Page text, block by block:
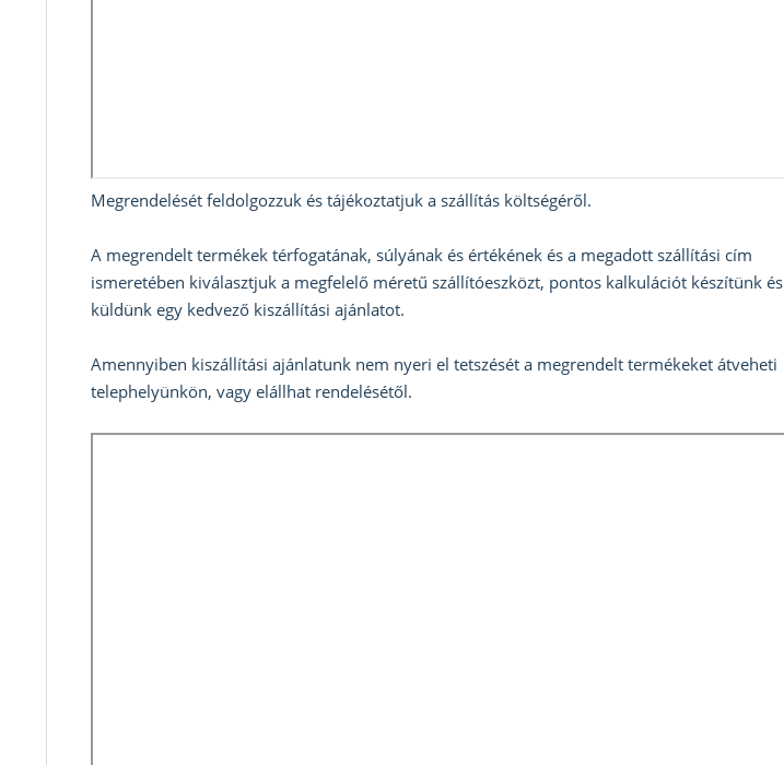
Megrendelését feldolgozzuk és tájékoztatjuk a szállítás költségéről.
A megrendelt termékek térfogatának, súlyának és értékének és a megadott szállítási cím
ismeretében kiválasztjuk a megfelelő méretű szállítóeszközt, pontos kalkulációt készítünk és
küldünk egy kedvező kiszállítási ajánlatot.
Amennyiben kiszállítási ajánlatunk nem nyeri el tetszését a megrendelt termékeket átveheti
telephelyünkön, vagy elállhat rendelésétől.